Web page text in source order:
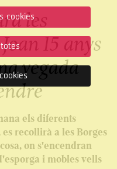
les
15 anys
vegada
els diferents
recollirà a les Borges
on s'encendran
i mobles vells
cookies